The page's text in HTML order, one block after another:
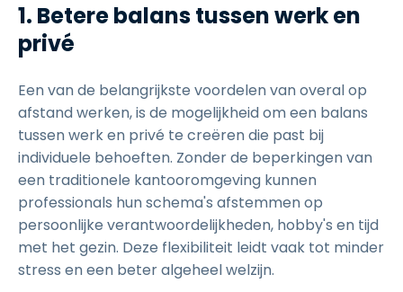
1. Betere balans tussen werk en
privé
Een van de belangrijkste voordelen van overal op
afstand werken, is de mogelijkheid om een balans
tussen werk en privé te creëren die past bij
individuele behoeften. Zonder de beperkingen van
een traditionele kantooromgeving kunnen
professionals hun schema's afstemmen op
persoonlijke verantwoordelijkheden, hobby's en tijd
met het gezin. Deze flexibiliteit leidt vaak tot minder
stress en een beter algeheel welzijn.